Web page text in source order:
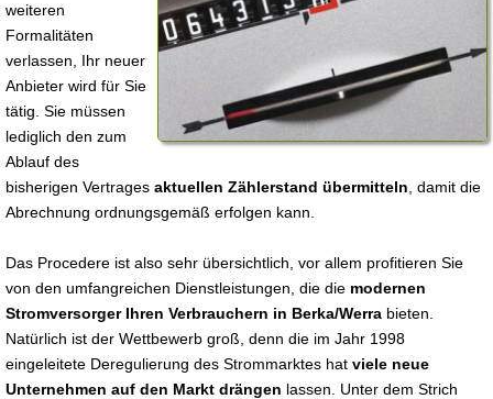
weiteren
Formalitäten
verlassen, Ihr neuer
Anbieter wird für Sie
tätig. Sie müssen
lediglich den zum
Ablauf des
bisherigen Vertrages aktuellen Zählerstand übermitteln , damit die
Abrechnung ordnungsgemäß erfolgen kann.
Das Procedere ist also sehr übersichtlich, vor allem profitieren Sie
von den umfangreichen Dienstleistungen, die die modernen
Stromversorger Ihren Verbrauchern in Berka/Werra bieten.
Natürlich ist der Wettbewerb groß, denn die im Jahr 1998
eingeleitete Deregulierung des Strommarktes hat viele neue
Unternehmen auf den Markt drängen lassen. Unter dem Strich